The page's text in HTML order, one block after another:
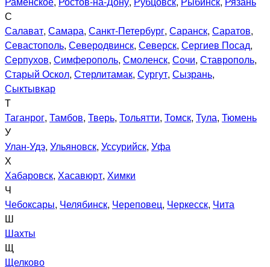
С
Салават, Самара, Санкт-Петербург, Саранск, Саратов,
Севастополь, Северодвинск, Северск, Сергиев Посад,
Серпухов, Симферополь, Смоленск, Сочи, Ставрополь,
Старый Оскол, Стерлитамак, Сургут, Сызрань,
Сыктывкар
Т
Таганрог, Тамбов, Тверь, Тольятти, Томск, Тула, Тюмень
У
Улан-Удэ, Ульяновск, Уссурийск, Уфа
Х
Хабаровск, Хасавюрт, Химки
Ч
Чебоксары, Челябинск, Череповец, Черкесск, Чита
Ш
Шахты
Щ
Щелково